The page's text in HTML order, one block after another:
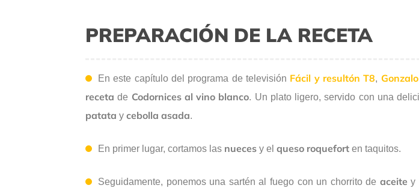
PREPARACIÓN DE LA RECETA
En este capítulo del programa de televisión Fácil y resultón T8,
receta de Codornices al vino blanco. Un plato ligero, servido con una
patata y cebolla asada.
En primer lugar, cortamos las nueces y el queso roquefort en taquitos.
Seguidamente, ponemos una sartén al fuego con un chorrito de aceite y